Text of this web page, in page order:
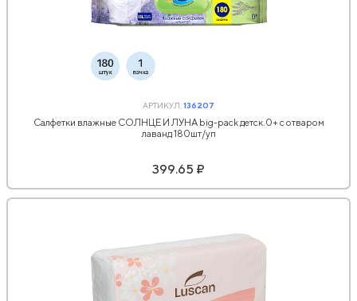
АРТИКУЛ:136207
Салфетки влажные СОЛНЦЕ И ЛУНА big-pack детск.0+ с отваром
лаванд 180шт/уп
399.65 ₽